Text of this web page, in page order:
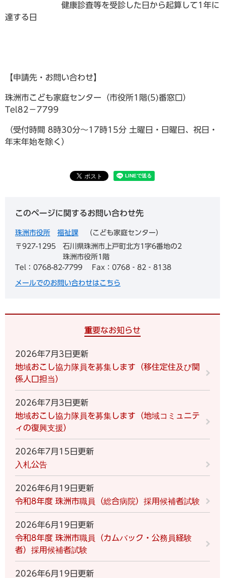
健康診査等を受診した日から起算して1年に
達する日
【申請先・お問い合わせ】
珠洲市こども家庭センター（市役所1階(5)番窓口）
Tel82－7799
（受付時間 8時30分～17時15分 土曜日・日曜日、祝日・
年末年始を除く）
このページに関するお問い合わせ先
珠洲市役所 福祉課
こども家庭センター
〒927-1295
石川県珠洲市上戸町北方1字6番地の2
珠洲市役所1階
Tel：0768-82-7799
Fax：0768‐82‐8138
メールでのお問い合わせはこちら
重要なお知らせ
2026年7月3日更新
地域おこし協力隊員を募集します（移住定住及び関
係人口担当）
2026年7月3日更新
地域おこし協力隊員を募集します（地域コミュニテ
ィの復興支援）
2026年7月15日更新
入札公告
2026年6月19日更新
令和8年度 珠洲市職員（総合病院）採用候補者試験
2026年6月19日更新
令和8年度 珠洲市職員（カムバック・公務員経験
者）採用候補者試験
2026年6月19日更新